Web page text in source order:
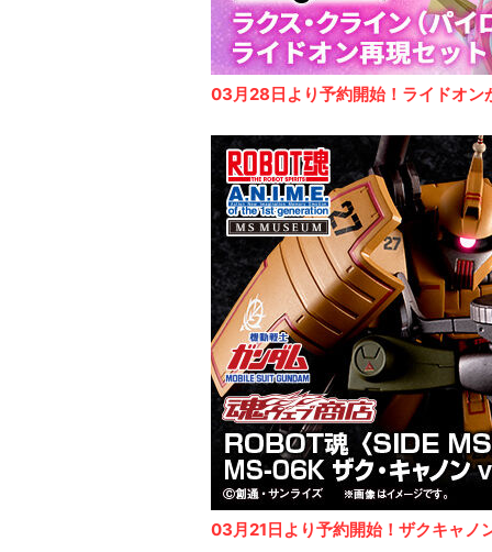
03月28日より予約開始！ライドオン
03月21日より予約開始！ザクキャノ